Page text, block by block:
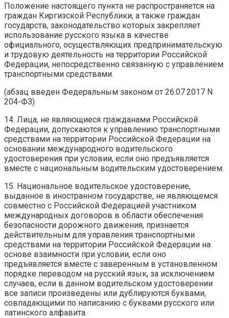
Положение настоящего пункта не распространяется на
граждан Киргизской Республики, а также граждан
государств, законодательство которых закрепляет
использование русского языка в качестве
официального, осуществляющих предпринимательскую
и трудовую деятельность на территории Российской
Федерации, непосредственно связанную с управлением
транспортными средствами.
(абзац введен Федеральным законом от 26.07.2017 N
204-ФЗ)
14. Лица, не являющиеся гражданами Российской
Федерации, допускаются к управлению транспортными
средствами на территории Российской Федерации на
основании международного водительского
удостоверения при условии, если оно предъявляется
вместе с национальным водительским удостоверением.
15. Национальное водительское удостоверение,
выданное в иностранном государстве, не являющемся
совместно с Российской Федерацией участником
международных договоров в области обеспечения
безопасности дорожного движения, признается
действительным для управления транспортными
средствами на территории Российской Федерации на
основе взаимности при условии, если оно
предъявляется вместе с заверенным в установленном
порядке переводом на русский язык, за исключением
случаев, если в данном водительском удостоверении
все записи произведены или дублируются буквами,
совпадающими по написанию с буквами русского или
латинского алфавита.